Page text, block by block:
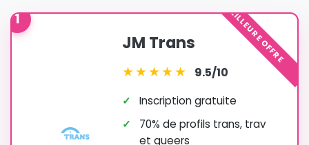
MEILLEURE OFFRE
1
JM Trans
★★★★★ 9.5/10
✓
Inscription gratuite
✓
70% de profils trans, trav
et queers